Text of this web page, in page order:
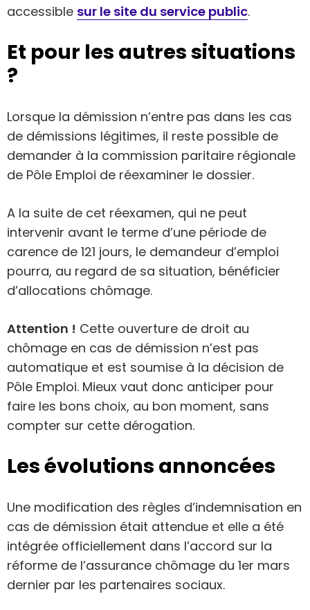
accessible sur le site du service public.
Et pour les autres situations
?
Lorsque la démission n’entre pas dans les cas
de démissions légitimes, il reste possible de
demander à la commission paritaire régionale
de Pôle Emploi de réexaminer le dossier.
A la suite de cet réexamen, qui ne peut
intervenir avant le terme d’une période de
carence de 121 jours, le demandeur d’emploi
pourra, au regard de sa situation, bénéficier
d’allocations chômage.
Attention ! Cette ouverture de droit au
chômage en cas de démission n’est pas
automatique et est soumise à la décision de
Pôle Emploi. Mieux vaut donc anticiper pour
faire les bons choix, au bon moment, sans
compter sur cette dérogation.
Les évolutions annoncées
Une modification des règles d’indemnisation en
cas de démission était attendue et elle a été
intégrée officiellement dans l’accord sur la
réforme de l’assurance chômage du 1er mars
dernier par les partenaires sociaux.